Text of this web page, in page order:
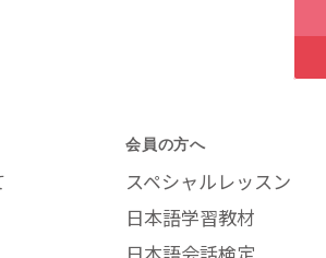
会員の方へ
スペシャルレッスン
日本語学習教材